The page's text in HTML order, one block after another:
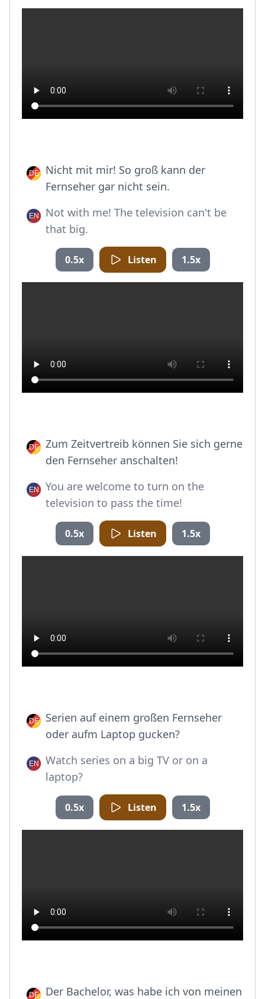
Nicht mit mir! So groß kann der
Fernseher gar nicht sein.
Not with me! The television can't be
that big.
0.5x Listen 1.5x
Zum Zeitvertreib können Sie sich gerne
den Fernseher anschalten!
You are welcome to turn on the
television to pass the time!
0.5x Listen 1.5x
Serien auf einem großen Fernseher
oder aufm Laptop gucken?
Watch series on a big TV or on a
laptop?
0.5x Listen 1.5x
Der Bachelor, was habe ich von meinen